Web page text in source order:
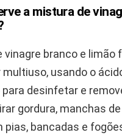
a mistura de
vinagre branco e limão
multiuso, usando o
desinfetar e
gordura, manchas
pias, bancadas e